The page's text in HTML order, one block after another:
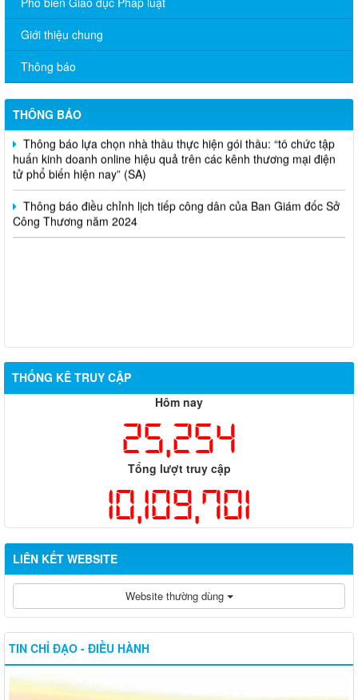
Giới thiệu chung
Thông báo
THÔNG BÁO
V/v đề nghị báo cáo hệ thống phân phối, nhãn hiệu hàng hóa
và hoạt động mua bán khí trên địa bàn tỉnh năm 2025 (nhắc lần
2).
Thông báo bán thanh lý tài sản công theo hình thức chỉ định
Thông báo lựa chọn nhà thầu thực hiện gói thầu: “tổ chức tập
huấn kinh doanh online hiệu quả trên các kênh thương mại điện
tử phổ biến hiện nay” (SA)
Thông báo điều chỉnh lịch tiếp công dân của Ban Giám đốc Sở
Công Thương năm 2024
THỐNG KÊ TRUY CẬP
Hôm nay
25,254
Tổng lượt truy cập
10,109,701
LIÊN KẾT WEBSITE
Website thường dùng
TIN CHỈ ĐẠO - ĐIỀU HÀNH